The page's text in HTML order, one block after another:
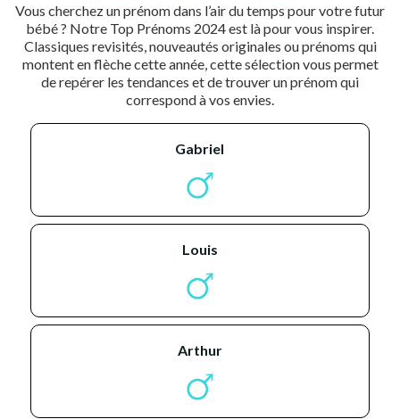
Vous cherchez un prénom dans l’air du temps pour votre futur
bébé ? Notre Top Prénoms 2024 est là pour vous inspirer.
Classiques revisités, nouveautés originales ou prénoms qui
montent en flèche cette année, cette sélection vous permet
de repérer les tendances et de trouver un prénom qui
correspond à vos envies.
gabriel
louis
arthur